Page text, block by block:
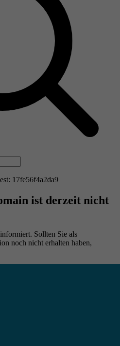
17fe56f4a2da9
ist derzeit nicht
Sollten Sie als
noch nicht erhalten haben,